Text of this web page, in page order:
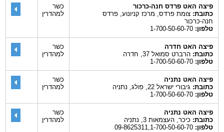
פיצה האט פרדס חנה-כרכור
כתובת:צומת פרדס, מרכז קניונוע, פרדס
חנה-כרכור
טלפון:1-700-50-60-70
כשר
למהדרין
פיצה האט חדרה
כתובת:הרברט סמואל 37, חדרה
טלפון:1-700-50-60-70
כשר
למהדרין
פיצה האט נתניה
כתובת:גיבורי ישראל 22, פולג, נתניה
טלפון:1-700-50-60-70
כשר
למהדרין
פיצה האט נתניה
כתובת:כיכר, העצמאות 3, נתניה
טלפון:09-8625311,1-700-50-60-70
כשר
למהדרין